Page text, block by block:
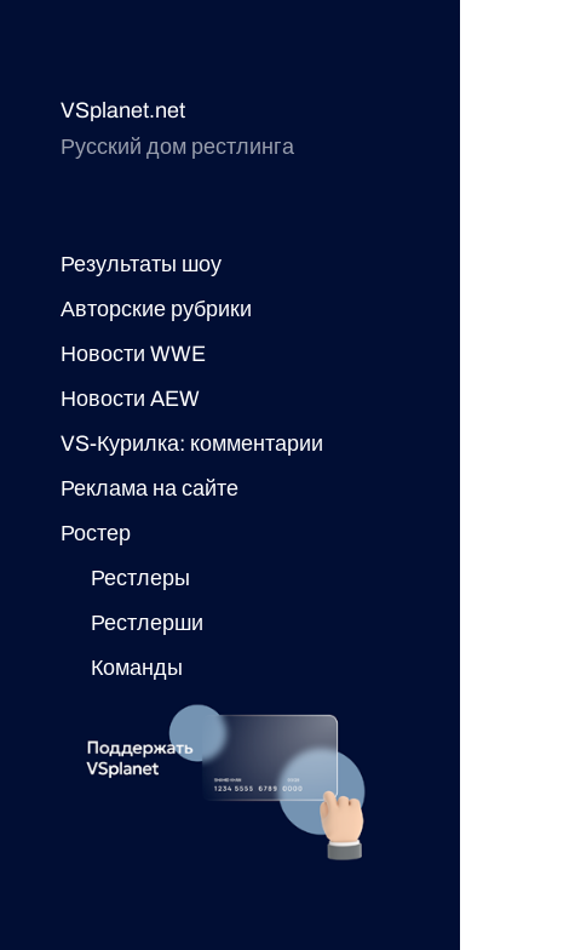
VSplanet.net
Русский дом рестлинга
Результаты шоу
Авторские рубрики
Новости WWE
Новости AEW
VS-Курилка: комментарии
Реклама на сайте
Ростер
Рестлеры
Рестлерши
Команды